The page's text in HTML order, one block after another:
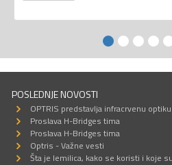
POSLEDNJE NOVOSTI
OPTRIS predstavlja infracrvenu
Proslava H-Bridges tima
Proslava H-Bridges tima
Optris - Važne vesti
Šta je lemilica, kako se koristi i koje